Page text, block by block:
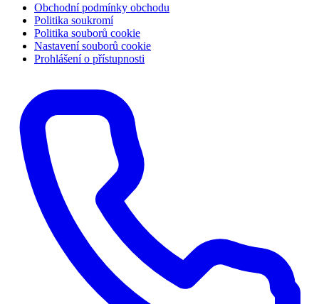
Obchodní podmínky obchodu
Politika soukromí
Politika souborů cookie
Nastavení souborů cookie
Prohlášení o přístupnosti